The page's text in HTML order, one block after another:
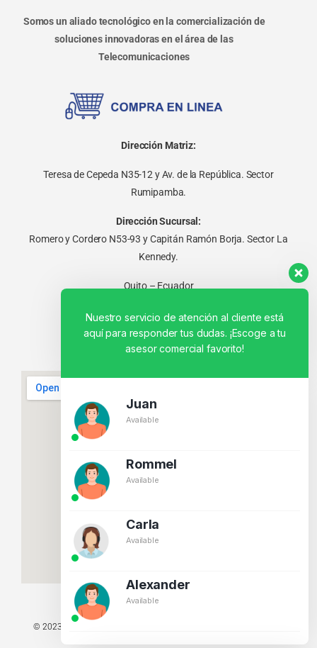
Somos un aliado tecnológico en la comercialización de
soluciones innovadoras en el área de las
Telecomunicaciones
Dirección Matriz:
Teresa de Cepeda N35-12 y Av. de la República. Sector
Rumipamba.
Dirección Sucursal:
Romero y Cordero N53-93 y Capitán Ramón Borja. Sector La
Kennedy.
Quito – Ecuador
© 2023 TODOS LOS DERECHOS RESERVADOS - TECNIT TU TIENDA
Nuestro servicio de atención al cliente está
aquí para responder tus dudas. ¡Escoge a tu
asesor comercial favorito!
Juan
Available
Rommel
Available
Carla
Available
Alexander
Available